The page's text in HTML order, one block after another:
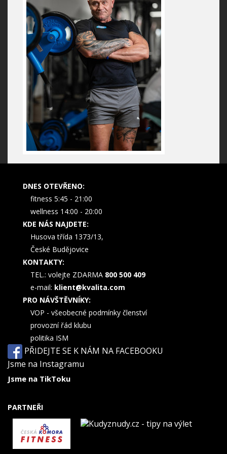
DNES OTEVŘENO:
fitness 5:45 - 21:00
wellness 14:00 - 20:00
KDE NÁS NAJDETE:
Husova třída 1373/13,
České Budějovice
KONTAKTY:
TEL.: volejte ZDARMA 800 500 409
e-mail: klient@kvalita.com
PRO NÁVŠTĚVNÍKY:
VOP - všeobecné podmínky členství
provozní řád klubu
politika ISM
PŘIDEJTE SE K NÁM NA FACEBOOKU
Jsme na Instagramu
Jsme na TikToku
PARTNEŘI